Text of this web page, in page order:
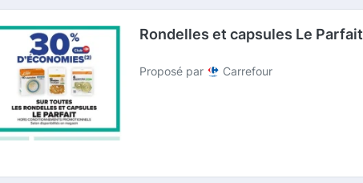
Rondelles et capsules Le Parfait
Proposé par Carrefour